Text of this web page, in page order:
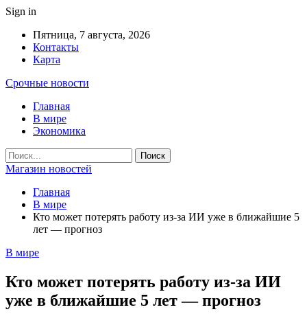
Sign in
Пятница, 7 августа, 2026
Контакты
Карта
Срочные новости
Главная
В мире
Экономика
Магазин новостей
Главная
В мире
Кто может потерять работу из-за ИИ уже в ближайшие 5
лет — прогноз
В мире
Кто может потерять работу из-за ИИ
уже в ближайшие 5 лет — прогноз